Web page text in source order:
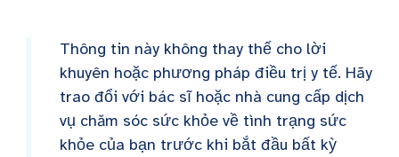
Thông tin này không thay thế cho lời
khuyên hoặc phương pháp điều trị y tế. Hãy
trao đổi với bác sĩ hoặc nhà cung cấp dịch
vụ chăm sóc sức khỏe về tình trạng sức
khỏe của bạn trước khi bắt đầu bất kỳ